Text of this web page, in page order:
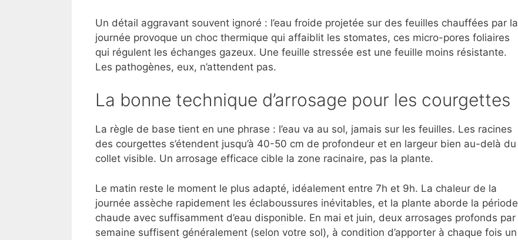
Un détail aggravant souvent ignoré : l’eau froide projetée sur des feuilles chauffées par la
journée provoque un choc thermique qui affaiblit les stomates, ces micro-pores foliaires
qui régulent les échanges gazeux. Une feuille stressée est une feuille moins résistante.
Les pathogènes, eux, n’attendent pas.
La bonne technique d’arrosage pour les courgettes
La règle de base tient en une phrase : l’eau va au sol, jamais sur les feuilles. Les racines
des courgettes s’étendent jusqu’à 40-50 cm de profondeur et en largeur bien au-delà du
collet visible. Un arrosage efficace cible la zone racinaire, pas la plante.
Le matin reste le moment le plus adapté, idéalement entre 7h et 9h. La chaleur de la
journée assèche rapidement les éclaboussures inévitables, et la plante aborde la période
chaude avec suffisamment d’eau disponible. En mai et juin, deux arrosages profonds par
semaine suffisent généralement (selon votre sol), à condition d’apporter à chaque fois un